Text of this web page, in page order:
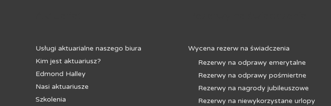
Usługi aktuarialne naszego biura
Kim jest aktuariusz?
Edmond Halley
Nasi aktuariusze
Szkolenia
Wycena rezerw na świadczenia
Rezerwy na odprawy emerytalne
Rezerwy na odprawy pośmiertne
Rezerwy na nagrody jubileuszowe
Rezerwy na niewykorzystane urlopy